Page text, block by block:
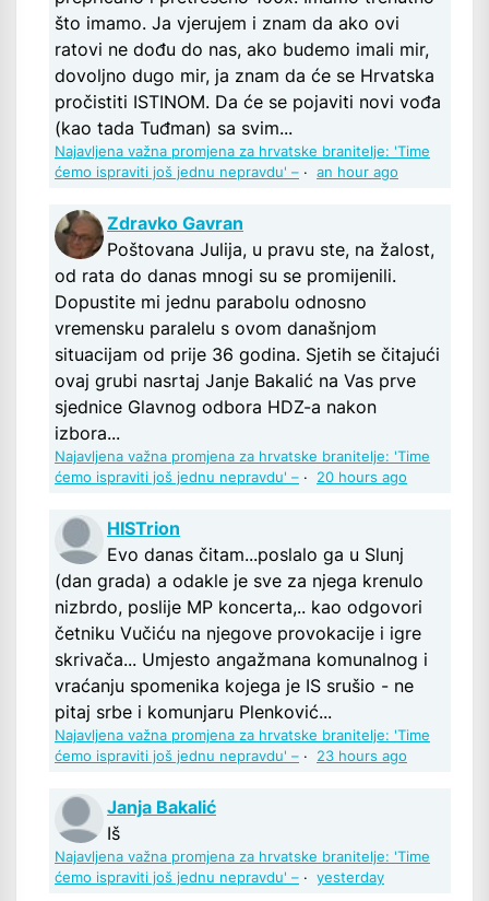
što imamo. Ja vjerujem i znam da ako ovi
ratovi ne dođu do nas, ako budemo imali mir,
dovoljno dugo mir, ja znam da će se Hrvatska
pročistiti ISTINOM. Da će se pojaviti novi vođa
(kao tada Tuđman) sa svim...
Najavljena važna promjena za hrvatske branitelje: 'Time
ćemo ispraviti još jednu nepravdu' – · an hour ago
Zdravko Gavran
Poštovana Julija, u pravu ste, na žalost,
od rata do danas mnogi su se promijenili.
Dopustite mi jednu parabolu odnosno
vremensku paralelu s ovom današnjom
situacijam od prije 36 godina. Sjetih se čitajući
ovaj grubi nasrtaj Janje Bakalić na Vas prve
sjednice Glavnog odbora HDZ-a nakon
izbora...
Najavljena važna promjena za hrvatske branitelje: 'Time
ćemo ispraviti još jednu nepravdu' – · 20 hours ago
HISTrion
Evo danas čitam...poslalo ga u Slunj
(dan grada) a odakle je sve za njega krenulo
nizbrdo, poslije MP koncerta,.. kao odgovori
četniku Vučiću na njegove provokacije i igre
skrivača... Umjesto angažmana komunalnog i
vraćanju spomenika kojega je IS srušio - ne
pitaj srbe i komunjaru Plenković...
Najavljena važna promjena za hrvatske branitelje: 'Time
ćemo ispraviti još jednu nepravdu' – · 23 hours ago
Janja Bakalić
Iš
Najavljena važna promjena za hrvatske branitelje: 'Time
ćemo ispraviti još jednu nepravdu' – · yesterday